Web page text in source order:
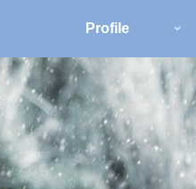
Profile